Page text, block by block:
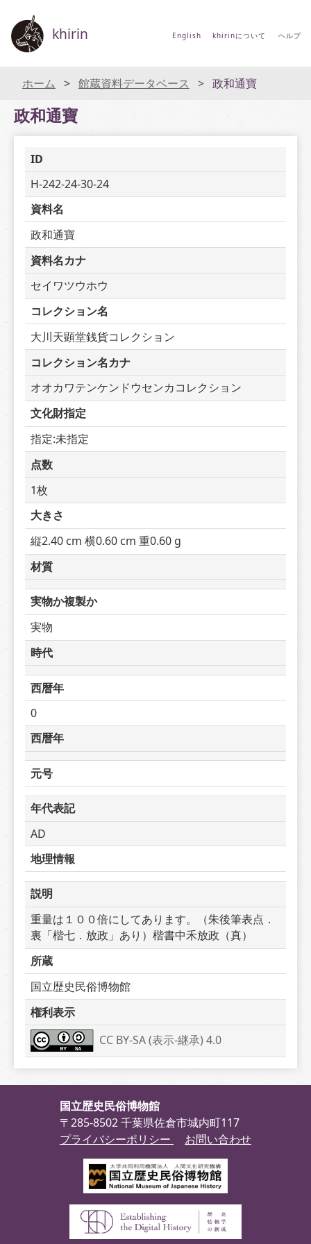
khirin English khirinについて ヘルプ
ホーム 館蔵資料データベース 政和通寶
政和通寶
ID
H-242-24-30-24
資料名
政和通寶
資料名カナ
セイワツウホウ
コレクション名
大川天顕堂銭貨コレクション
コレクション名カナ
オオカワテンケンドウセンカコレクション
文化財指定
指定:未指定
点数
1枚
大きさ
縦2.40 cm 横0.60 cm 重0.60 g
材質
実物か複製か
実物
時代
西暦年
0
西暦年
元号
年代表記
AD
地理情報
説明
重量は１００倍にしてあります。（朱後筆表点．
裏「楷七．放政」あり）楷書中禾放政（真）
所蔵
国立歴史民俗博物館
権利表示
CC BY-SA (表示-継承) 4.0
国立歴史民俗博物館
〒285-8502 千葉県佐倉市城内町117
プライバシーポリシー
お問い合わせ